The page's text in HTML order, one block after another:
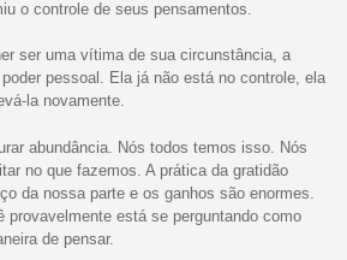
o controle de seus pensamentos.
ser uma vítima de sua circunstância, a
poder pessoal. Ela já não está no controle, ela
la novamente.
abundância. Nós todos temos isso. Nós
no que fazemos. A prática da gratidão
da nossa parte e os ganhos são enormes.
está se perguntando como
de pensar.